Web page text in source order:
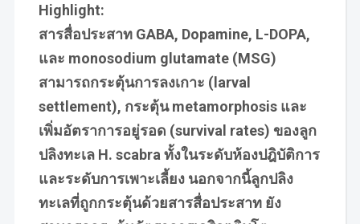
Highlight:
สารสื่อประสาท GABA, Dopamine, L-DOPA,
และ monosodium glutamate (MSG)
สามารถกระตุ้นการลงเกาะ (larval
settlement), กระตุ้น metamorphosis และ
เพิ่มอัตราการอยู่รอด (survival rates) ของลูก
ปลิงทะเล H. scabra ทั้งในระดับห้องปฎิบัติการ
และระดับการเพาะเลี้ยง นอกจากนี้ลูกปลิง
ทะเลที่ถูกกระตุ้นด้วยสารสื่อประสาท ยัง